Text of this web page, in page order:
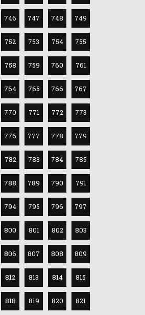
746 747 748 749
752 753 754 755
758 759 760 761
764 765 766 767
770 771 772 773
776 777 778 779
782 783 784 785
788 789 790 791
794 795 796 797
800 801 802 803
806 807 808 809
812 813 814 815
818 819 820 821